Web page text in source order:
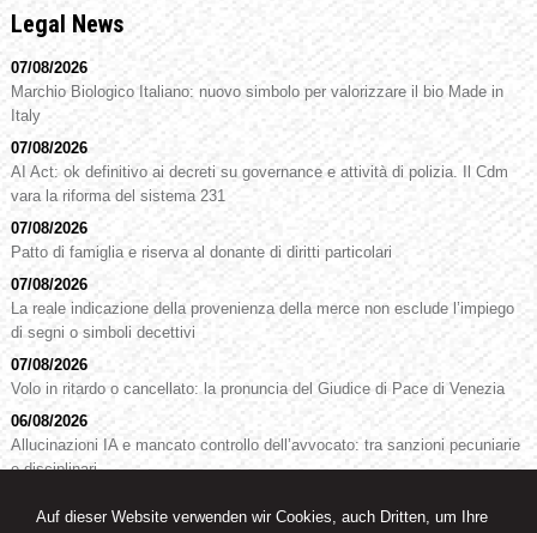
Auf dieser Website verwenden wir Cookies, auch Dritten, um Ihre
Legal News
07/08/2026
Marchio Biologico Italiano: nuovo simbolo per valorizzare il bio Made in
Italy
07/08/2026
AI Act: ok definitivo ai decreti su governance e attività di polizia. Il Cdm
vara la riforma del sistema 231
07/08/2026
Patto di famiglia e riserva al donante di diritti particolari
07/08/2026
La reale indicazione della provenienza della merce non esclude l’impiego
di segni o simboli decettivi
07/08/2026
Volo in ritardo o cancellato: la pronuncia del Giudice di Pace di Venezia
06/08/2026
Allucinazioni IA e mancato controllo dell’avvocato: tra sanzioni pecuniarie
e disciplinari